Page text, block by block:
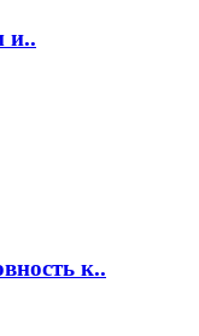
и..
к..